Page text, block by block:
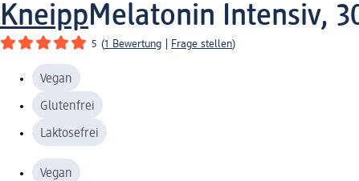
KneippMelatonin Intensiv,
5 (1 Bewertung Frage stellen)
Vegan
Glutenfrei
Laktosefrei
Vegan